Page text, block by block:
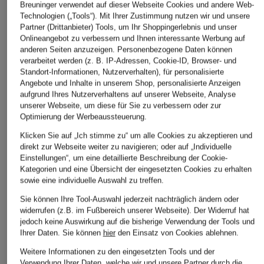
TOMMY HILFIGER
Pullover
CHF 80
Ursprünglich:CHF 109
NOWADAYS
Pullover
CHF 100
Strickjacke
CHF 95
Breuninger verwendet auf dieser Webseite Cookies und andere Web-
Technologien („Tools“). Mit Ihrer Zustimmung nutzen wir und unsere
Partner (Drittanbieter) Tools, um Ihr Shoppingerlebnis und unser
Onlineangebot zu verbessern und Ihnen interessante Werbung auf
anderen Seiten anzuzeigen. Personenbezogene Daten können
verarbeitet werden (z. B. IP-Adressen, Cookie-ID, Browser- und
Standort-Informationen, Nutzerverhalten), für personalisierte
Angebote und Inhalte in unserem Shop, personalisierte Anzeigen
aufgrund Ihres Nutzerverhaltens auf unserer Webseite, Analyse
unserer Webseite, um diese für Sie zu verbessern oder zur
Optimierung der Werbeaussteuerung.
Klicken Sie auf „Ich stimme zu“ um alle Cookies zu akzeptieren und
direkt zur Webseite weiter zu navigieren; oder auf „Individuelle
Einstellungen“, um eine detaillierte Beschreibung der Cookie-
Kategorien und eine Übersicht der eingesetzten Cookies zu erhalten
sowie eine individuelle Auswahl zu treffen.
Sie können Ihre Tool-Auswahl jederzeit nachträglich ändern oder
widerrufen (z.B. im Fußbereich unserer Webseite). Der Widerruf hat
jedoch keine Auswirkung auf die bisherige Verwendung der Tools und
Ihrer Daten. Sie können hierden Einsatz von Cookies ablehnen.
Weitere Informationen zu den eingesetzten Tools und der